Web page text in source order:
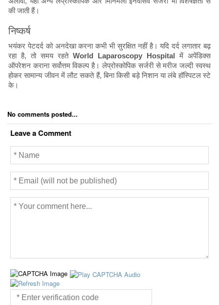
की जाती हैं।
निष्कर्ष
भयंकर पेटदर्द को अनदेखा करना कभी भी सुरक्षित नहीं है। यदि दर्द लगातार बढ़
रहा है, तो समय रहते World Laparoscopy Hospital
में अपेंडिक्स
ऑपरेशन कराना सर्वोत्तम विकल्प है। लेप्रोस्कोपिक सर्जरी से मरीज जल्दी स्वस्थ
होकर सामान्य जीवन में लौट सकते हैं, बिना किसी बड़े निशान या लंबे हॉस्पिटल स्टे
के।
No comments posted...
Leave a Comment